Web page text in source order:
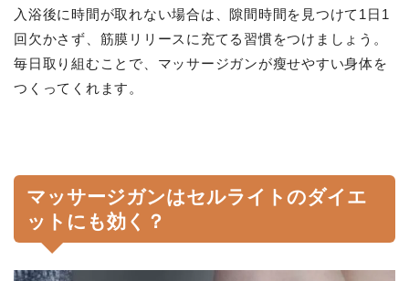
入浴後に時間が取れない場合は、隙間時間を見つけて1日1
回欠かさず、筋膜リリースに充てる習慣をつけましょう。
毎日取り組むことで、マッサージガンが瘦せやすい身体を
つくってくれます。
マッサージガンはセルライトのダイエ
ットにも効く？